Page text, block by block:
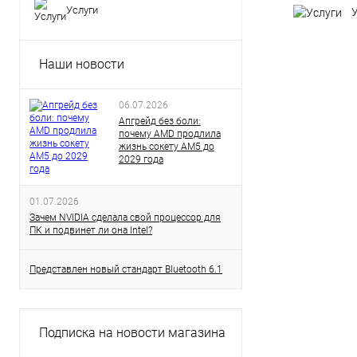
Услуги
Наши новости
06.07.2026
Апгрейд без боли:
почему AMD продлила
жизнь сокету AM5 до
2029 года
01.07.2026
Зачем NVIDIA сделала свой процессор для
ПК и подвинет ли она Intel?
Представлен новый стандарт Bluetooth 6.1
Подписка на новости магазина